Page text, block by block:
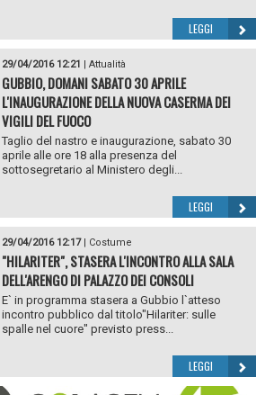
LEGGI
29/04/2016 12:21 Attualità
GUBBIO, DOMANI SABATO 30 APRILE
L'INAUGURAZIONE DELLA NUOVA CASERMA DEI
VIGILI DEL FUOCO
Taglio del nastro e inaugurazione, sabato 30
aprile alle ore 18 alla presenza del
sottosegretario al Ministero degli...
LEGGI
29/04/2016 12:17| Costume
"HILARITER", STASERA L'INCONTRO ALLA SALA
DELL'ARENGO DI PALAZZO DEI CONSOLI
E` in programma stasera a Gubbio l`atteso
incontro pubblico dal titolo"Hilariter: sulle
spalle nel cuore" previsto press...
LEGGI